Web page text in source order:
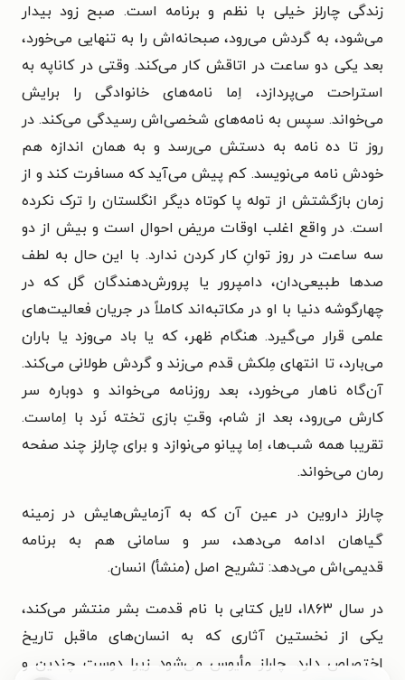
زندگی چارلز خیلی با نظم و برنامه است. صبح زود بیدار
می‌شود، به گردش می‌رود، صبحانه‌اش را به تنهایی می‌خورد،
بعد یکی دو ساعت در اتاقش کار می‌کند. وقتی در کاناپه به
استراحت می‌پردازد، اِما نامه‌های خانوادگی را برایش
می‌خواند. سپس به نامه‌های شخصی‌اش رسیدگی می‌کند. در
روز تا ده نامه به دستش می‌رسد و به همان اندازه هم
خودش نامه می‌نویسد. کم پیش می‌آید که مسافرت کند و از
زمان بازگشتش از توله پا کوتاه دیگر انگلستان را ترک نکرده
است. در واقع اغلب اوقات مریض احوال است و بیش از دو
سه ساعت در روز توانِ کار کردن ندارد. با این حال به لطف
صدها طبیعی‌دان، دامپرور یا پرورش‌دهندگان گل که در
چهارگوشه دنیا با او در مکاتبه‌اند کاملاً در جریان فعالیت‌های
علمی قرار می‌گیرد. هنگام ظهر، که یا باد می‌وزد یا باران
می‌بارد، تا انتهای مِلکش قدم می‌زند و گردش طولانی می‌کند.
آن‌گاه ناهار می‌خورد، بعد روزنامه می‌خواند و دوباره سر
کارش می‌رود، بعد از شام، وقتِ بازی تخته نَرد با اِماست.
تقریبا همه شب‌ها، اِما پیانو می‌نوازد و برای چارلز چند صفحه
رمان می‌خواند.
چارلز داروین در عین آن که به آزمایش‌هایش در زمینه
گیاهان ادامه می‌دهد، سر و سامانی هم به برنامه
قدیمی‌اش می‌دهد: تشریح اصل (منشأ) انسان.
در سال ۱۸۶۳، لایل کتابی با نام قدمت بشر منتشر می‌کند،
یکی از نخستین آثاری که به انسان‌های ماقبل تاریخ
اختصاص دارد. چارلز مأیوس می‌شود زیرا دوست چندین و